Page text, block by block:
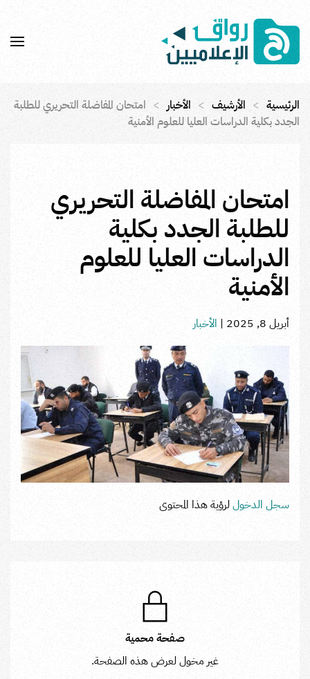
Skip to main content
الرئيسية الأرشيف الأخبار
امتحان المفاضلة التحريري للطلبة
الجدد بكلية الدراسات العليا للعلوم الأمنية
امتحان المفاضلة التحريري
للطلبة الجدد بكلية
الدراسات العليا للعلوم
الأمنية
أبريل 8, 2025 | الأخبار
سجل الدخوللرؤية هذا المحتوى
صفحة محمية
غير مخول لعرض هذه الصفحة.